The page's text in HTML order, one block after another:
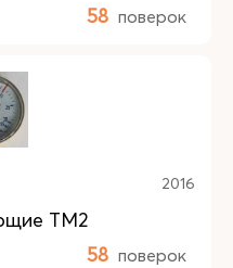
58 поверок
2016
ТМ2
58 поверок